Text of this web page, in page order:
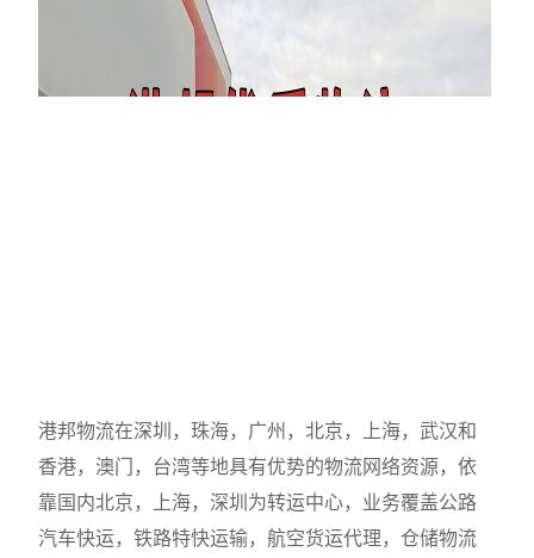
港邦物流在深圳，珠海，广州，北京，上海，武汉和
香港，澳门，台湾等地具有优势的物流网络资源，依
靠国内北京，上海，深圳为转运中心，业务覆盖公路
汽车快运，铁路特快运输，航空货运代理，仓储物流